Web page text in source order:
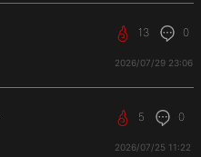
13 0
2026/07/29 23:06
5 0
2026/07/25 11:22